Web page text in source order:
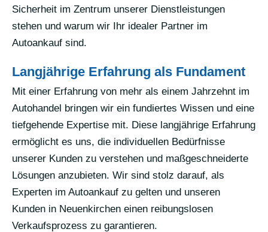
Sicherheit im Zentrum unserer Dienstleistungen
stehen und warum wir Ihr idealer Partner im
Autoankauf sind.
Langjährige Erfahrung als Fundament
Mit einer Erfahrung von mehr als einem Jahrzehnt im
Autohandel bringen wir ein fundiertes Wissen und eine
tiefgehende Expertise mit. Diese langjährige Erfahrung
ermöglicht es uns, die individuellen Bedürfnisse
unserer Kunden zu verstehen und maßgeschneiderte
Lösungen anzubieten. Wir sind stolz darauf, als
Experten im Autoankauf zu gelten und unseren
Kunden in Neuenkirchen einen reibungslosen
Verkaufsprozess zu garantieren.